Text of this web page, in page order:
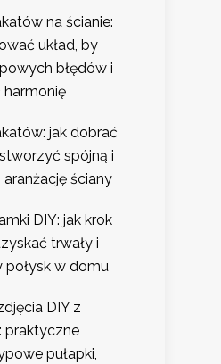
na ścianie:
układ, by
błędów i
jak dobrać
spójną i
aranżację ściany
DIY: jak krok
trwały i
w domu
DIY z
praktyczne
pułapki,